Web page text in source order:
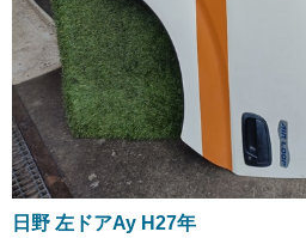
日野 左ドアAy H27年